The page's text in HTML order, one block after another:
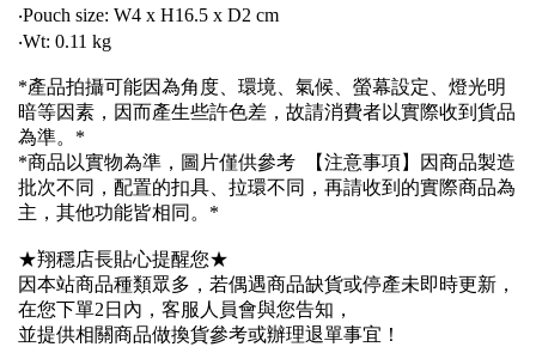
‧Pouch size: W4 x H16.5 x D2 cm
‧Wt: 0.11 kg
*產品拍攝可能因為角度、環境、氣候、螢幕設定、燈光明
暗等因素，因而產生些許色差，故請消費者以實際收到貨品
為準。*
*商品以實物為準，圖片僅供參考 【注意事項】因商品製造
批次不同，配置的扣具、拉環不同，再請收到的實際商品為
主，其他功能皆相同。*
★翔穩店長貼心提醒您★
因本站商品種類眾多，若偶遇商品缺貨或停產未即時更新，
在您下單2日內，客服人員會與您告知，
並提供相關商品做換貨參考或辦理退單事宜！